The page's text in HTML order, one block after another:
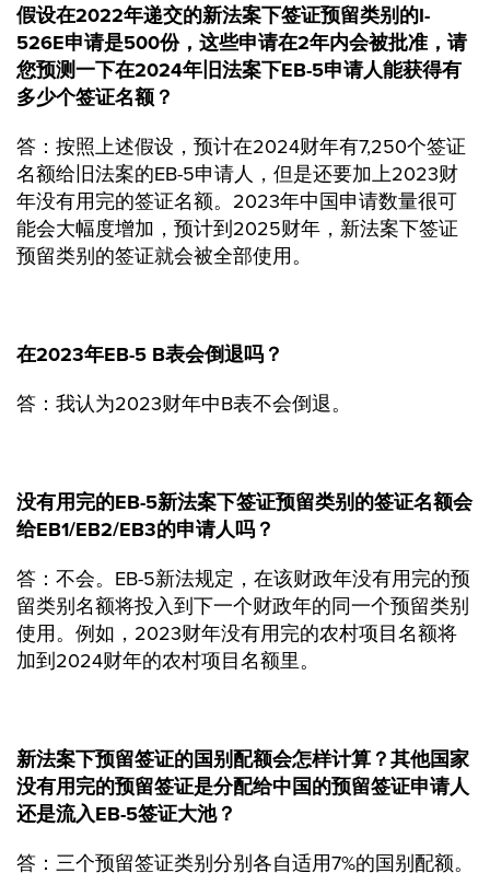
假设在2022年递交的新法案下签证预留类别的I-
526E申请是500份，这些申请在2年内会被批准，请
您预测一下在2024年旧法案下EB-5申请人能获得有
多少个签证名额？
答：按照上述假设，预计在2024财年有7,250个签证
名额给旧法案的EB-5申请人，但是还要加上2023财
年没有用完的签证名额。2023年中国申请数量很可
能会大幅度增加，预计到2025财年，新法案下签证
预留类别的签证就会被全部使用。
在2023年EB-5 B表会倒退吗？
答：我认为2023财年中B表不会倒退。
没有用完的EB-5新法案下签证预留类别的签证名额会
给EB1/EB2/EB3的申请人吗？
答：不会。EB-5新法规定，在该财政年没有用完的预
留类别名额将投入到下一个财政年的同一个预留类别
使用。例如，2023财年没有用完的农村项目名额将
加到2024财年的农村项目名额里。
新法案下预留签证的国别配额会怎样计算？其他国家
没有用完的预留签证是分配给中国的预留签证申请人
还是流入EB-5签证大池？
答：三个预留签证类别分别各自适用7%的国别配额。